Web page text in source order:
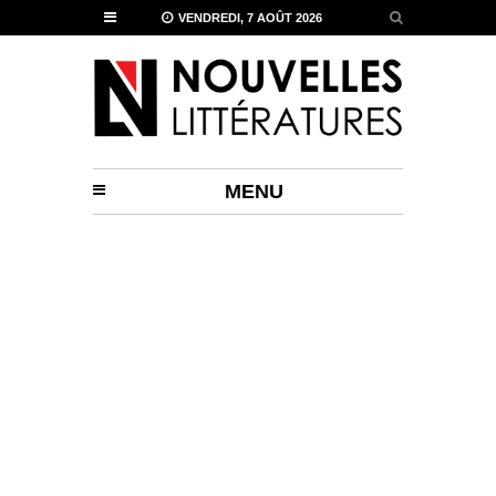
VENDREDI, 7 AOÛT 2026
MENU